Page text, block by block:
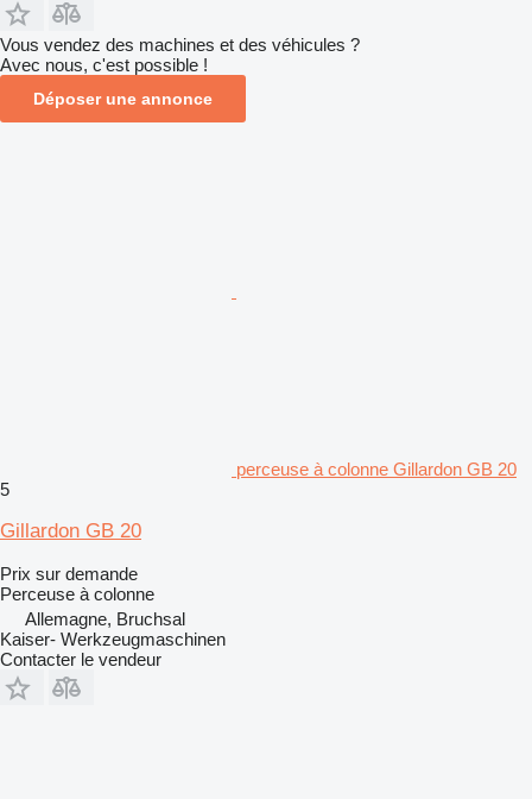
Vous vendez des machines et des véhicules ?
Avec nous, c'est possible !
Déposer une annonce
perceuse à colonne Gillardon GB 20
5
Gillardon GB 20
Prix sur demande
Perceuse à colonne
Allemagne, Bruchsal
Kaiser- Werkzeugmaschinen
Contacter le vendeur